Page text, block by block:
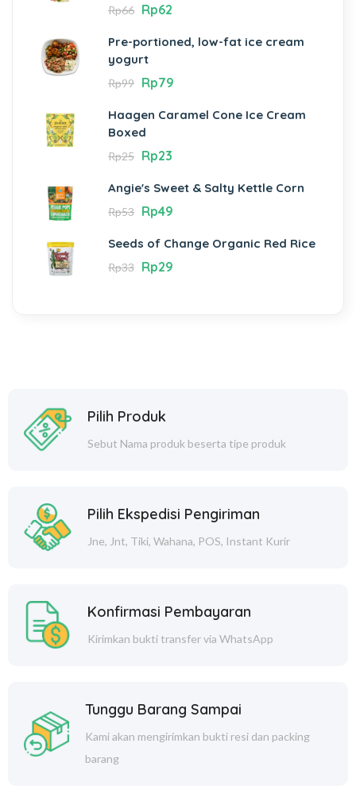
Rp66 Rp62
Pre-portioned, low-fat ice cream
yogurt
Rp99 Rp79
Haagen Caramel Cone Ice Cream
Boxed
Rp25 Rp23
Angie's Sweet & Salty Kettle Corn
Rp53 Rp49
Seeds of Change Organic Red Rice
Rp33 Rp29
Pilih Produk
Sebut Nama produk beserta tipe produk
Pilih Ekspedisi Pengiriman
Jne, Jnt, Tiki, Wahana, POS, Instant Kurir
Konfirmasi Pembayaran
Kirimkan bukti transfer via WhatsApp
Tunggu Barang Sampai
Kami akan mengirimkan bukti resi dan packing
barang